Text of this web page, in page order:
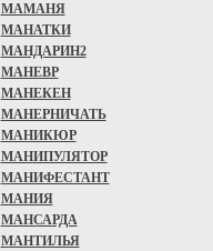
МАМАНЯ
МАНАТКИ
МАНДАРИН2
МАНЕВР
МАНЕКЕН
МАНЕРНИЧАТЬ
МАНИКЮР
МАНИПУЛЯТОР
МАНИФЕСТАНТ
МАНИЯ
МАНСАРДА
МАНТИЛЬЯ